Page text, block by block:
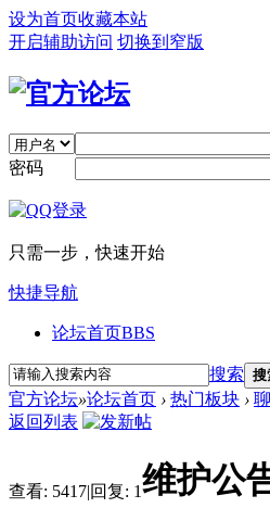
设为首页收藏本站
开启辅助访问 切换到窄版
密码
只需一步，快速开始
快捷导航
论坛首页BBS
搜索 搜
官方论坛»论坛首页 › 热门板块 ›
返回列表
查看: 5417|回复: 1维护公